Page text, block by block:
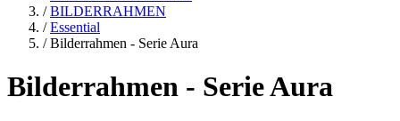
/ BILDERRAHMEN
/ Essential
/ Bilderrahmen - Serie Aura
Bilderrahmen - Serie Aura